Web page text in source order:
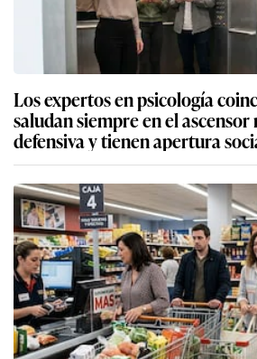
Los expertos en psicología
saludan siempre en el ascensor
defensiva y tienen apertura